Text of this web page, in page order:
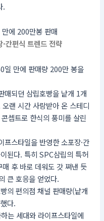
.
에 200만봉 판매
간편식 트렌드 전략
일 만에 판매량 200만 봉을
매되던 삼립호빵을 낱개 1개
랜 시간 사랑받아 온 스테디
셉트로 한식의 풍미를 살린
스타일을 반영한 소포장·간
된다. 특히 SPC삼립의 특허
매 후 바로 데워도 갓 쪄낸 듯
큰 호응을 얻었다.
의 편의점 채널 판매량(낱개
다.
는 세대와 라이프스타일에